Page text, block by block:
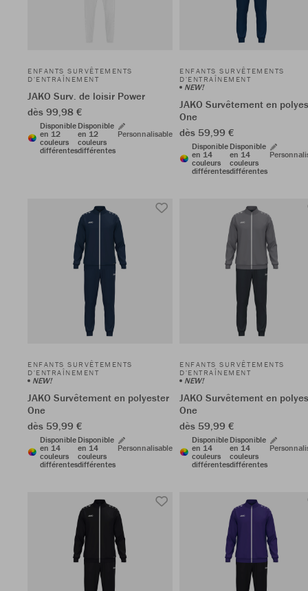
ENFANTS SURVÊTEMENTS
D'ENTRAÎNEMENT
JAKO Surv. de loisir Power
dès 99,98 €
Disponible
en 12
couleurs
différentes
Disponible
en 12
couleurs
différentes
Personnalisable
ENFANTS SURVÊTEMENTS
D'ENTRAÎNEMENT
NEW!
JAKO Survêtement en
One
dès 59,99 €
Disponible
en 14
couleurs
différentes
Disponible
en 14
couleurs
différentes
ENFANTS SURVÊTEMENTS
D'ENTRAÎNEMENT
NEW!
JAKO Survêtement en polyester
One
dès 59,99 €
Disponible
en 14
couleurs
différentes
Disponible
en 14
couleurs
différentes
Personnalisable
ENFANTS SURVÊTEMENTS
D'ENTRAÎNEMENT
NEW!
JAKO Survêtement en
One
dès 59,99 €
Disponible
en 14
couleurs
différentes
Disponible
en 14
couleurs
différentes